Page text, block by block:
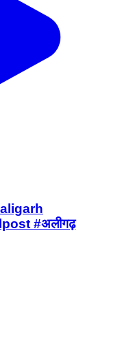
#अलीगढ़